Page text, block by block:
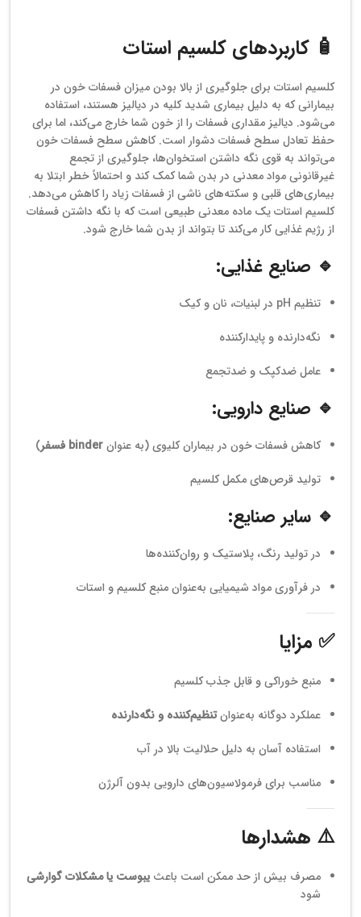
🧴 کاربردهای کلسیم استات
کلسیم استات برای جلوگیری از بالا بودن میزان فسفات خون در
بیمارانی که به دلیل بیماری شدید کلیه در دیالیز هستند، استفاده
می‌شود. دیالیز مقداری فسفات را از خون شما خارج می‌کند، اما برای
حفظ تعادل سطح فسفات دشوار است. کاهش سطح فسفات خون
می‌تواند به قوی نگه داشتن استخوان‌ها، جلوگیری از تجمع
غیرقانونی مواد معدنی در بدن شما کمک کند و احتمالاً خطر ابتلا به
بیماری‌های قلبی و سکته‌های ناشی از فسفات زیاد را کاهش می‌دهد.
کلسیم استات یک ماده معدنی طبیعی است که با نگه داشتن فسفات
از رژیم غذایی کار می‌کند تا بتواند از بدن شما خارج شود.
🔹 صنایع غذایی:
تنظیم pH در لبنیات، نان و کیک
نگه‌دارنده و پایدارکننده
عامل ضدکپک و ضدتجمع
🔹 صنایع دارویی:
کاهش فسفات خون در بیماران کلیوی (به عنوانbinder فسفر
)
تولید قرص‌های مکمل کلسیم
🔹 سایر صنایع:
در تولید رنگ، پلاستیک و روان‌کننده‌ها
در فرآوری مواد شیمیایی به‌عنوان منبع کلسیم و استات
✅ مزایا
منبع خوراکی و قابل جذب کلسیم
عملکرد دوگانه به‌عنوانتنظیم‌کننده و نگه‌دارنده
استفاده آسان به دلیل حلالیت بالا در آب
مناسب برای فرمولاسیون‌های دارویی بدون آلرژن
⚠️ هشدارها
مصرف بیش از حد ممکن است باعث یبوست یا مشکلات گوارشی
شود